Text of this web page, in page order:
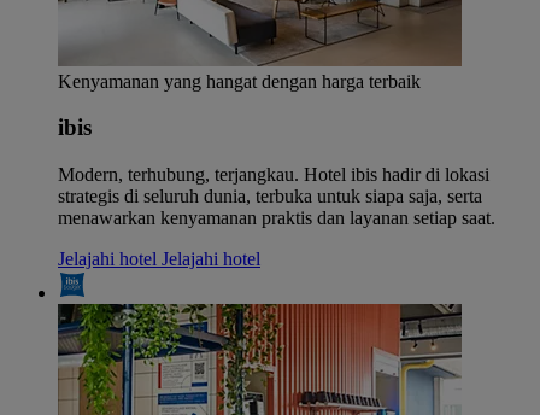
Kenyamanan yang hangat dengan harga terbaik
ibis
Modern, terhubung, terjangkau. Hotel ibis hadir di lokasi
strategis di seluruh dunia, terbuka untuk siapa saja, serta
menawarkan kenyamanan praktis dan layanan setiap saat.
Jelajahi hotel Jelajahi hotel